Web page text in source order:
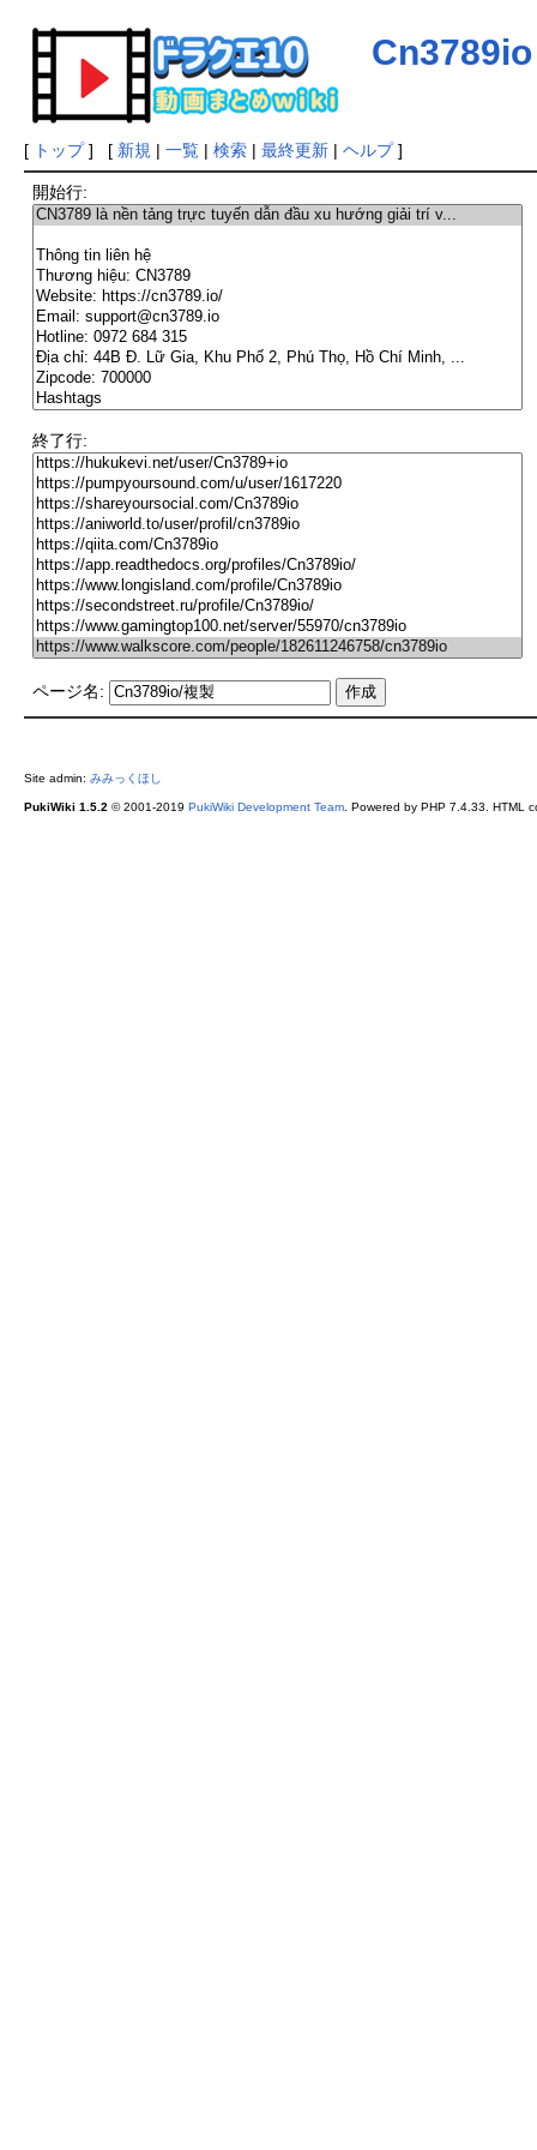
Cn3789io
[ トップ] [ 新規 | 一覧| 検索| 最終更新| ヘルプ]
開始行:
終了行:
ページ名:
Site admin: みみっくほし
PukiWiki 1.5.2 © 2001-2019 PukiWiki Development Team. Powered by PHP 7.4.33. HTML